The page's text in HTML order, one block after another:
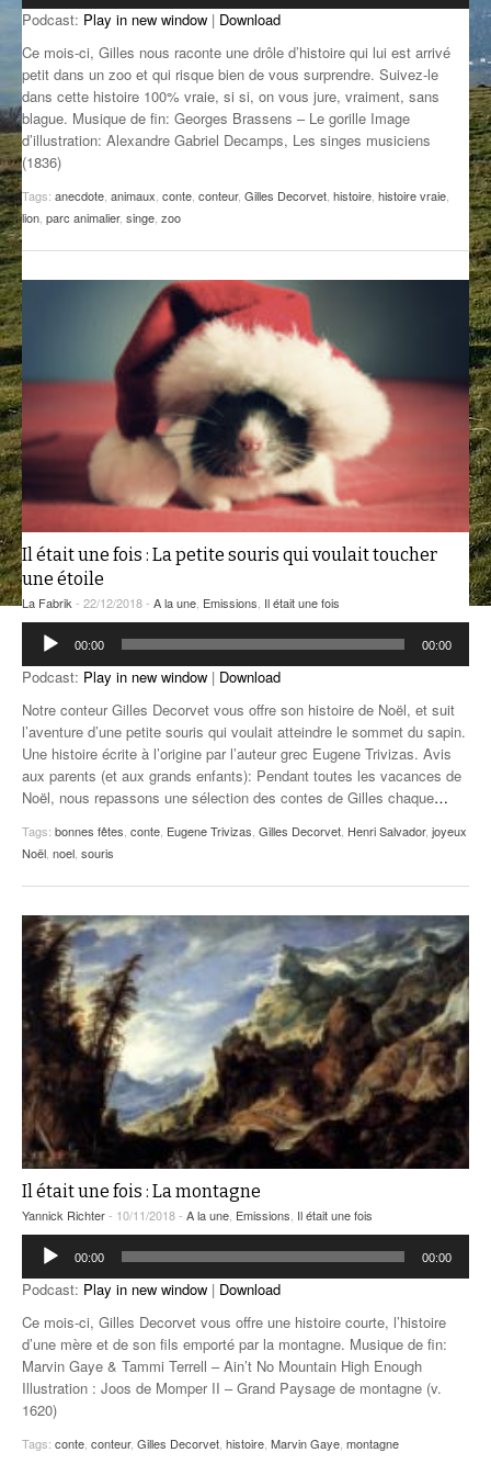
GROOVE N SUN
IL ÉTAIT UNE FOIS
L’ASTUCE DE LA PORTE EN BOIS
LA MINUTE LITTÉRAIRE
LA SOUTERRAINE
MUSIQUE DES ANTIPODES
NOS ANCIENS
SONORIK
THEME FORCE
PLUS DE MIX
Podcast: Play in new window | Download
Ce mois-ci, Gilles nous raconte une drôle d’histoire qui lui est arrivé
petit dans un zoo et qui risque bien de vous surprendre. Suivez-le
dans cette histoire 100% vraie, si si, on vous jure, vraiment, sans
blague. Musique de fin: Georges Brassens – Le gorille Image
d’illustration: Alexandre Gabriel Decamps, Les singes musiciens
(1836)
Tags: anecdote animaux conte conteur, Gilles Decorvet histoire histoire vraie
lion parc animalier, singe zoo
Il était une fois : La petite souris qui voulait toucher
une étoile
La Fabrik - 22/12/2018 - A la une Emissions Il était une fois
Lecteur
audio
00:00 00:00
Podcast: Play in new window | Download
Notre conteur Gilles Decorvet vous offre son histoire de Noël, et suit
l’aventure d’une petite souris qui voulait atteindre le sommet du sapin.
Une histoire écrite à l’origine par l’auteur grec Eugene Trivizas. Avis
aux parents (et aux grands enfants): Pendant toutes les vacances de
Noël, nous repassons une sélection des contes de Gilles chaque…
Tags: bonnes fêtes conte Eugene Trivizas Gilles Decorvet Henri Salvador, joyeux
Noël noel souris
Il était une fois : La montagne
Yannick Richter- 10/11/2018 - A la une Emissions Il était une fois
Lecteur
audio
00:00 00:00
Podcast: Play in new window | Download
Ce mois-ci, Gilles Decorvet vous offre une histoire courte, l’histoire
d’une mère et de son fils emporté par la montagne. Musique de fin:
Marvin Gaye & Tammi Terrell – Ain’t No Mountain High Enough
Illustration : Joos de Momper II – Grand Paysage de montagne (v.
1620)
Tags: conte conteur, Gilles Decorvet histoire Marvin Gaye montagne